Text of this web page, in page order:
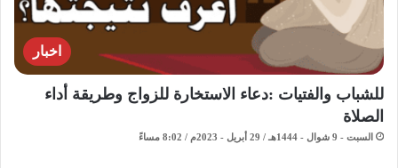
اخبار
للشباب والفتيات :دعاء الاستخارة للزواج وطريقة أداء
الصلاة
السبت - 9 شوال - 1444هـ / 29 أبريل - 2023م / 8:02 مساءً